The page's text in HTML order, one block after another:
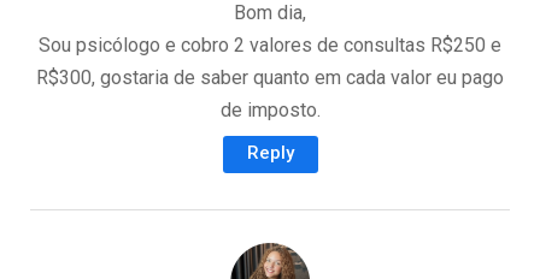
Bom dia,
Sou psicólogo e cobro 2 valores de consultas R$250 e
R$300, gostaria de saber quanto em cada valor eu pago
de imposto.
Reply